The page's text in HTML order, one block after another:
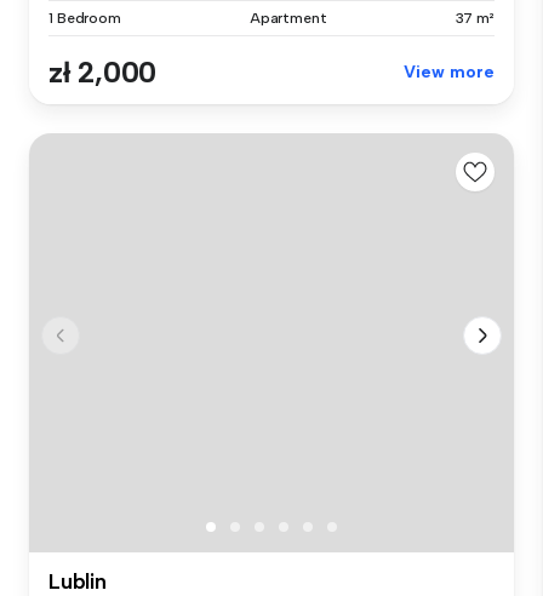
1 Bedroom Apartment 37 m²
zł 2,000 View more
Lublin